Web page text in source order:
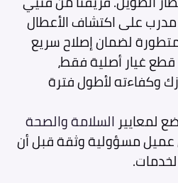
مدرب على اكتشاف الأعطال
لضمان إصلاح سريع
قطع غيار أصلية فقط،
وكفاءته لأطول فترة
لمعاييرالسلامة والصحة
عميل مسؤولية وثقة قبل أن